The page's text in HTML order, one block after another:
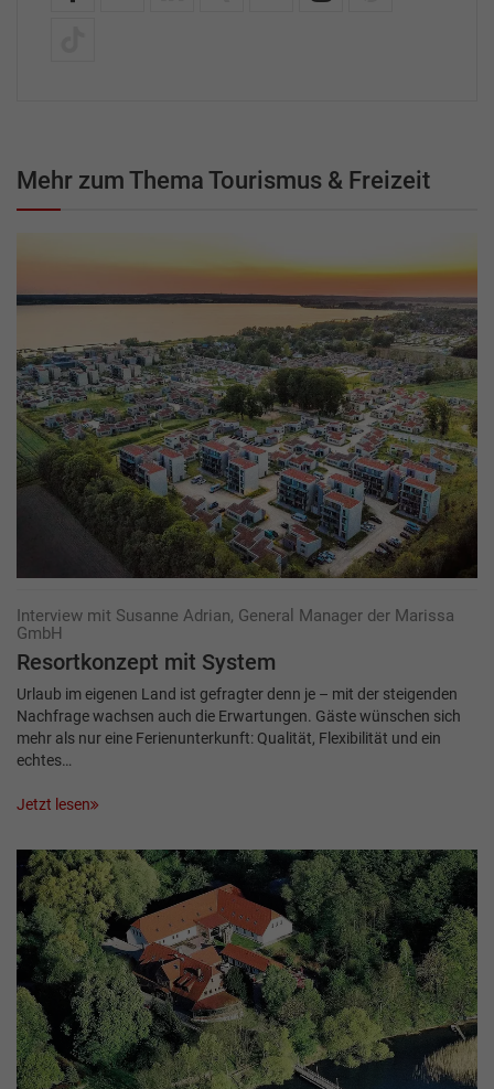
Mehr zum Thema Tourismus & Freizeit
Interview mit Susanne Adrian, General Manager der Marissa
GmbH
Resortkonzept mit System
Urlaub im eigenen Land ist gefragter denn je – mit der steigenden
Nachfrage wachsen auch die Erwartungen. Gäste wünschen sich
mehr als nur eine Ferienunterkunft: Qualität, Flexibilität und ein
echtes…
Jetzt lesen